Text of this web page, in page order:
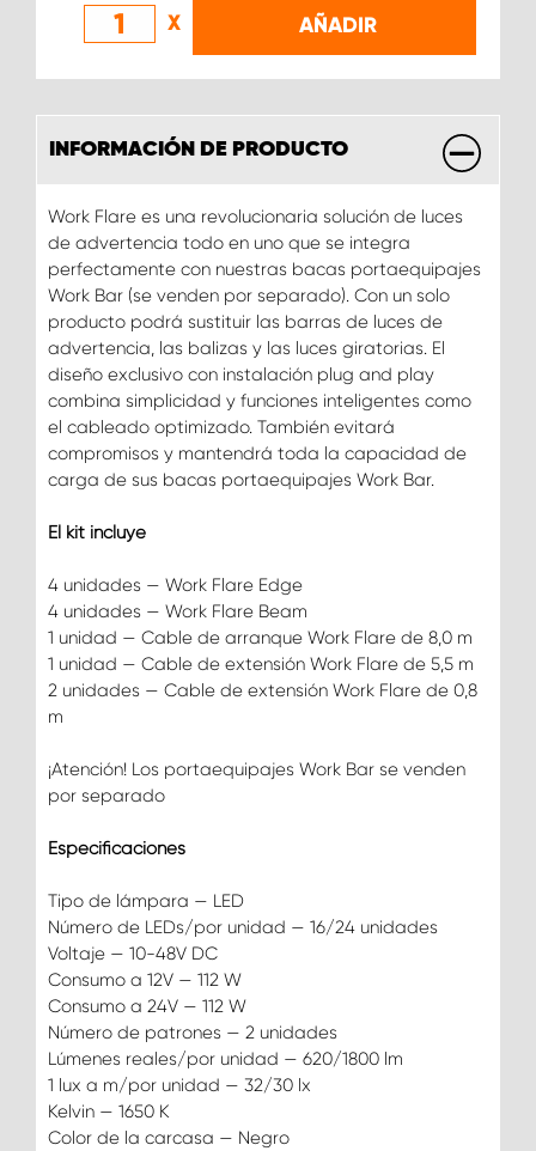
X AÑADIR
INFORMACIÓN DE PRODUCTO
Work Flare es una revolucionaria solución de luces
de advertencia todo en uno que se integra
perfectamente con nuestras bacas portaequipajes
Work Bar (se venden por separado). Con un solo
producto podrá sustituir las barras de luces de
advertencia, las balizas y las luces giratorias. El
diseño exclusivo con instalación plug and play
combina simplicidad y funciones inteligentes como
el cableado optimizado. También evitará
compromisos y mantendrá toda la capacidad de
carga de sus bacas portaequipajes Work Bar.
El kit incluye
4 unidades — Work Flare Edge
4 unidades — Work Flare Beam
1 unidad — Cable de arranque Work Flare de 8,0 m
1 unidad — Cable de extensión Work Flare de 5,5 m
2 unidades — Cable de extensión Work Flare de 0,8
m
¡Atención! Los portaequipajes Work Bar se venden
por separado
Especificaciones
Tipo de lámpara — LED
Número de LEDs/por unidad — 16/24 unidades
Voltaje — 10-48V DC
Consumo a 12V — 112 W
Consumo a 24V — 112 W
Número de patrones — 2 unidades
Lúmenes reales/por unidad — 620/1800 lm
1 lux a m/por unidad — 32/30 lx
Kelvin — 1650 K
Color de la carcasa — Negro